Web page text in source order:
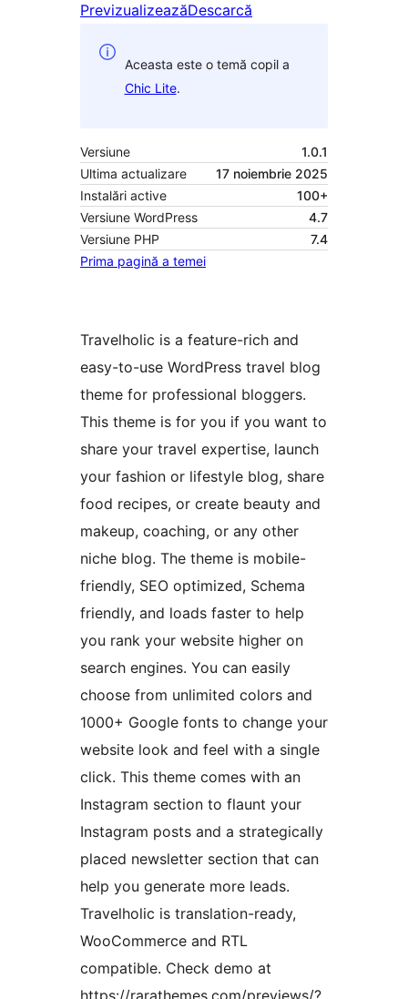
PrevizualizeazăDescarcă
Aceasta este o temă copil a
Chic Lite.
Versiune
1.0.1
Ultima actualizare
17 noiembrie 2025
Instalări active
100+
Versiune WordPress
4.7
Versiune PHP
7.4
Prima pagină a temei
Travelholic is a feature-rich and
easy-to-use WordPress travel blog
theme for professional bloggers.
This theme is for you if you want to
share your travel expertise, launch
your fashion or lifestyle blog, share
food recipes, or create beauty and
makeup, coaching, or any other
niche blog. The theme is mobile-
friendly, SEO optimized, Schema
friendly, and loads faster to help
you rank your website higher on
search engines. You can easily
choose from unlimited colors and
1000+ Google fonts to change your
website look and feel with a single
click. This theme comes with an
Instagram section to flaunt your
Instagram posts and a strategically
placed newsletter section that can
help you generate more leads.
Travelholic is translation-ready,
WooCommerce and RTL
compatible. Check demo at